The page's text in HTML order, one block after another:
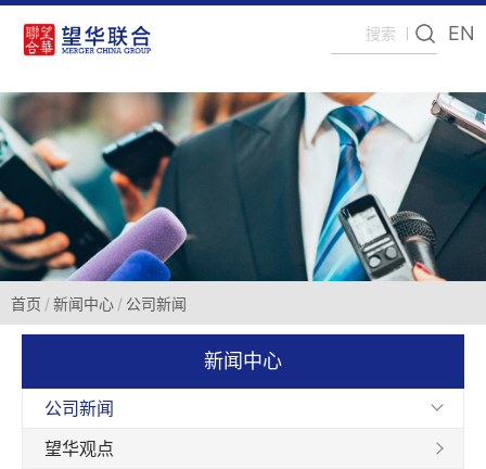
EN
首页 新闻中心 公司新闻
新闻中心
公司新闻
望华观点